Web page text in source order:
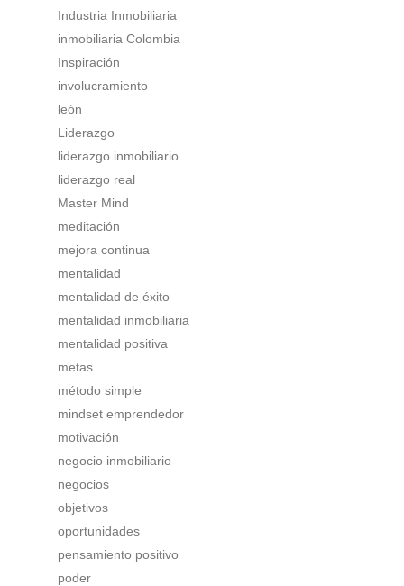
Industria Inmobiliaria
inmobiliaria Colombia
Inspiración
involucramiento
león
Liderazgo
liderazgo inmobiliario
liderazgo real
Master Mind
meditación
mejora continua
mentalidad
mentalidad de éxito
mentalidad inmobiliaria
mentalidad positiva
metas
método simple
mindset emprendedor
motivación
negocio inmobiliario
negocios
objetivos
oportunidades
pensamiento positivo
poder